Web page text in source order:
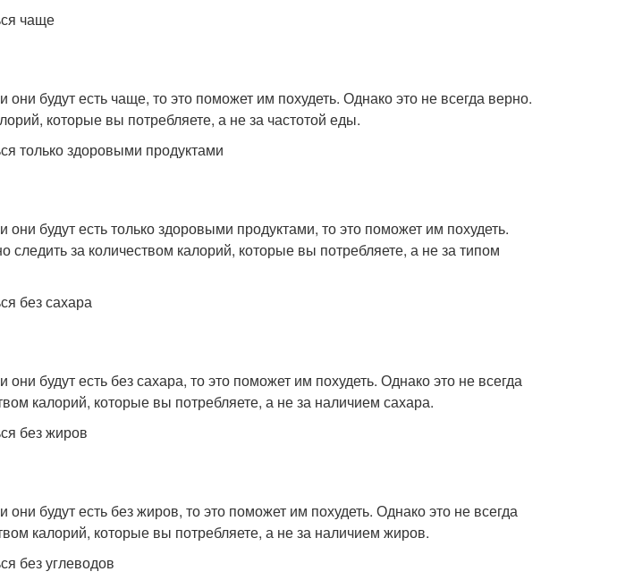
чаще
будут есть чаще, то это поможет им похудеть. Однако это не всегда верно.
которые вы потребляете, а не за частотой еды.
только здоровыми продуктами
будут есть только здоровыми продуктами, то это поможет им похудеть.
следить за количеством калорий, которые вы потребляете, а не за типом
без сахара
будут есть без сахара, то это поможет им похудеть. Однако это не всегда
калорий, которые вы потребляете, а не за наличием сахара.
без жиров
будут есть без жиров, то это поможет им похудеть. Однако это не всегда
калорий, которые вы потребляете, а не за наличием жиров.
без углеводов